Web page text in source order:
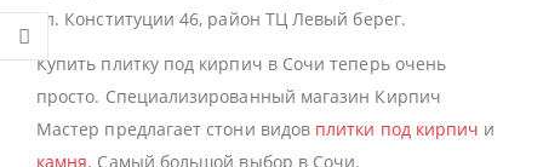
ул. Конституции 46, район ТЦ Левый берег.
Купить плитку под кирпич в Сочи теперь очень
просто. Специализированный магазин Кирпич
Мастер предлагает стони видов плитки под кирпич и
камня. Самый большой выбор в Сочи.